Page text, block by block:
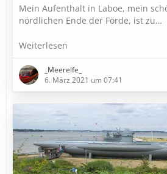
Mein Aufenthalt in Laboe, mein
nördlichen Ende der Förde, ist zu…
Weiterlesen
_Meerelfe_
6. März 2021 um 07:41